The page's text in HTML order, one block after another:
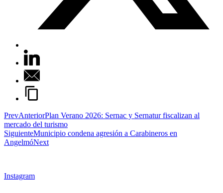
PrevAnteriorPlan Verano 2026: Sernac y Sernatur fiscalizan al
mercado del turismo
SiguienteMunicipio condena agresión a Carabineros en
AngelmóNext
Instagram